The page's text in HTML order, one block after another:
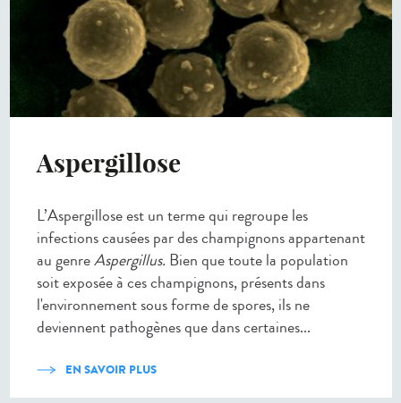
Aspergillose
L’Aspergillose est un terme qui regroupe les
infections causées par des champignons appartenant
au genreAspergillus.Bien que toute la population
soit exposée à ces champignons, présents dans
l'environnement sous forme de spores, ils ne
deviennent pathogènes que dans certaines...
EN SAVOIR PLUS